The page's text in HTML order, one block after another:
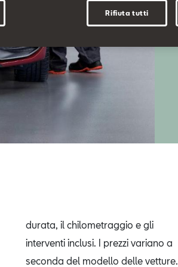
durata, il chilometraggio e gli
interventi inclusi. I prezzi variano a
seconda del modello delle vetture.
Rifiuta tutti